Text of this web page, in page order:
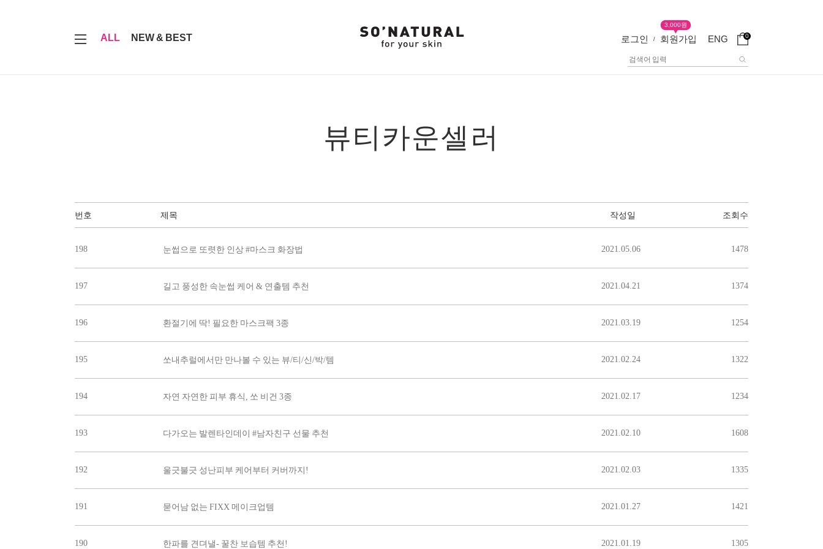
ALL NEW & BEST 로그인 / 회원가입
3,000원
ENG 0
뷰티카운셀러
번호 제목 작성일 조회수
198 눈썹으로 또렷한 인상 #마스크 화장법 2021.05.06 1478
197 길고 풍성한 속눈썹 케어 & 연출템 추천 2021.04.21 1374
196 환절기에 딱! 필요한 마스크팩 3종 2021.03.19 1254
195 쏘내추럴에서만 만나볼 수 있는 뷰/티/신/박/템 2021.02.24 1322
194 자연 자연한 피부 휴식, 쏘 비건 3종 2021.02.17 1234
193 다가오는 발렌타인데이 #남자친구 선물 추천 2021.02.10 1608
192 울긋불긋 성난피부 케어부터 커버까지! 2021.02.03 1335
191 묻어남 없는 FIXX 메이크업템 2021.01.27 1421
190 한파를 견뎌낼- 꿀찬 보습템 추천! 2021.01.19 1305